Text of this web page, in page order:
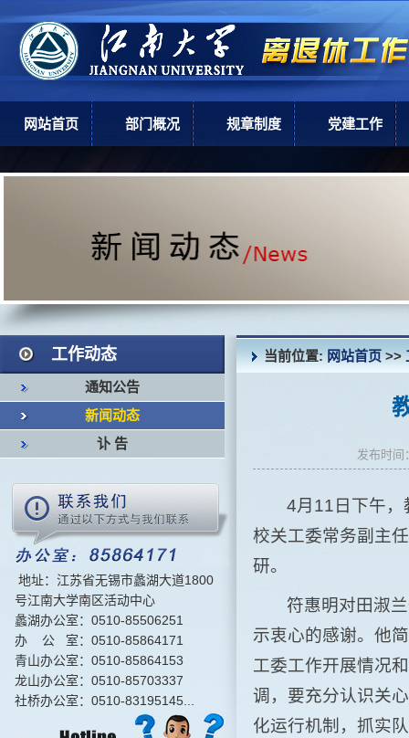
网站首页 部门概况
岗位职责
规章制度 党建工作
工作动态
通知公告
新闻动态
讣 告
地址：江苏省无锡市蠡湖大道1800
号江南大学南区活动中心
蠡湖办公室：0510-85506251
办 公 室：0510-85864171
青山办公室：0510-85864153
龙山办公室：0510-85703337
社桥办公室：0510-83195145...
当前位置:网站首页>>
发布时
4月11日下午，
校关工委常务副主
研。
符惠明对田淑
示衷心的感谢。他
工委工作开展情况
调，要充分认识关
化运行机制，抓实